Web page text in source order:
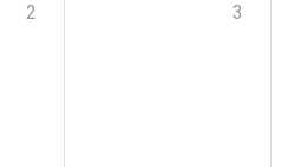
2 3